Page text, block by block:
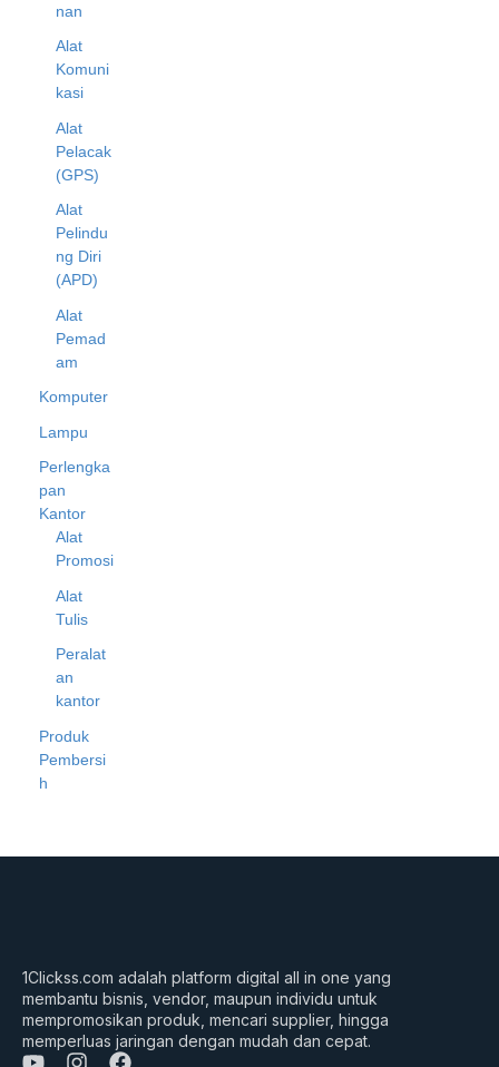
nan
Alat
Komuni
kasi
Alat
Pelacak
(GPS)
Alat
Pelindu
ng Diri
(APD)
Alat
Pemad
am
Komputer
Lampu
Perlengka
pan
Kantor
Alat
Promosi
Alat
Tulis
Peralat
an
kantor
Produk
Pembersi
h
1Clickss.com adalah platform digital all in one yang
membantu bisnis, vendor, maupun individu untuk
mempromosikan produk, mencari supplier, hingga
memperluas jaringan dengan mudah dan cepat.
Y
I
F